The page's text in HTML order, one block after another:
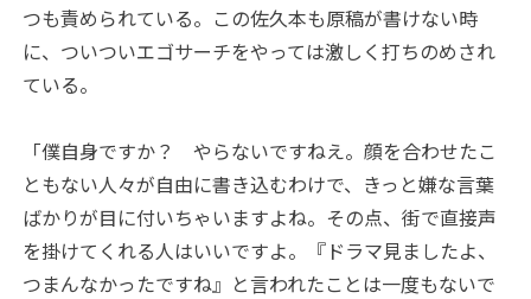
つも責められている。この佐久本も原稿が書けない時
に、ついついエゴサーチをやっては激しく打ちのめされ
ている。
「僕自身ですか？ やらないですねえ。顔を合わせたこ
ともない人々が自由に書き込むわけで、きっと嫌な言葉
ばかりが目に付いちゃいますよね。その点、街で直接声
を掛けてくれる人はいいですよ。『ドラマ見ましたよ、
つまんなかったですね』と言われたことは一度もないで